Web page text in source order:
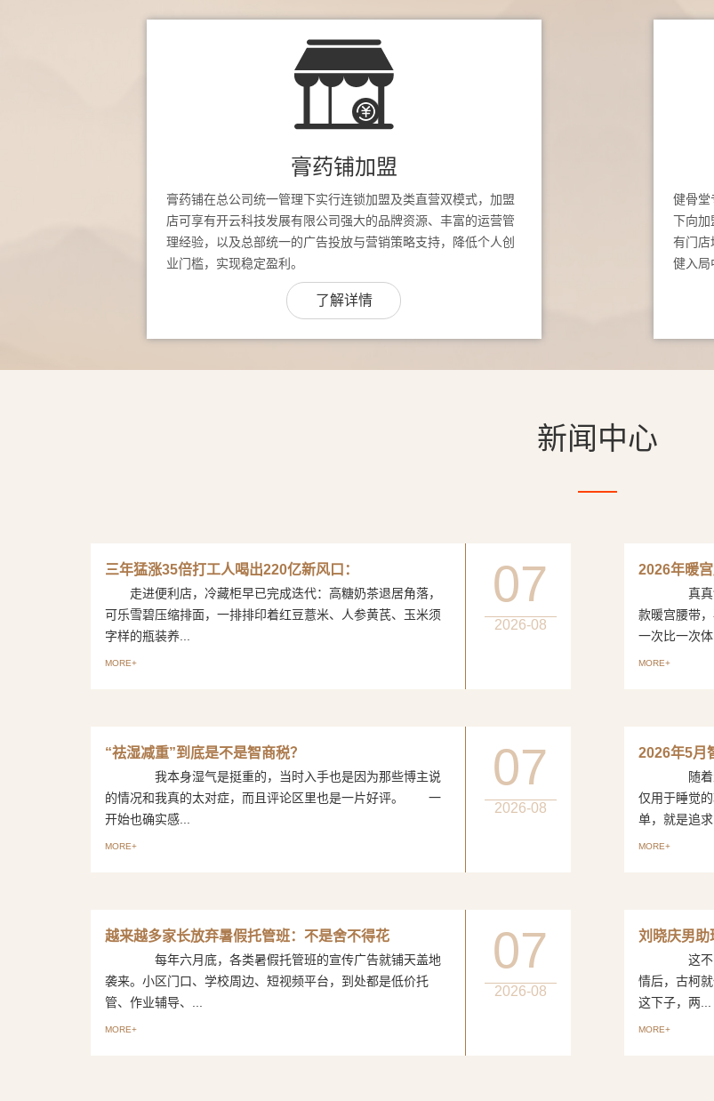
膏药铺加盟
膏药铺在总公司统一管理下实行连锁加盟及类直营双模式，加盟
店可享有开云科技发展有限公司强大的品牌资源、丰富的运营管
理经验，以及总部统一的广告投放与营销策略支持，降低个人创
业门槛，实现稳定盈利。
了解详情
健骨堂
下向加
有门店
健入局
新闻中心
三年猛涨35倍打工人喝出220亿新风口：
走进便利店，冷藏柜早已完成迭代：高糖奶茶退居角落，
可乐雪碧压缩排面，一排排印着红豆薏米、人参黄芪、玉米须
字样的瓶装养...
MORE+
07
2026-08
2026年暖
真真切切
款暖宫腰带
一次比一次体
MORE+
“祛湿减重”到底是不是智商税？
我本身湿气是挺重的，当时入手也是因为那些博主说
的情况和我真的太对症，而且评论区里也是一片好评。 一
开始也确实感...
MORE+
07
2026-08
2026年5月
随着生活
仅用于睡觉
单，就是追求
MORE+
越来越多家长放弃暑假托管班：不是舍不得花
每年六月底，各类暑假托管班的宣传广告就铺天盖地
袭来。小区门口、学校周边、短视频平台，到处都是低价托
管、作业辅导、...
MORE+
07
2026-08
刘晓庆男助
这不，自
情后，古柯
这下子，两...
MORE+